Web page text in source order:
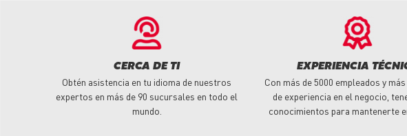
CERCA DE TI
Obtén asistencia en tu idioma de nuestros
expertos en más de 90 sucursales en todo el
mundo.
EXPERIENCIA
Con más de 5000 empleados y
de experiencia en el negocio,
conocimientos para mantenerte